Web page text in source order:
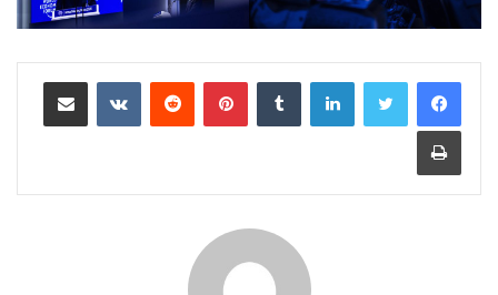
لينكدإن بينتيريست مشاركة عبر البريد
طباعة